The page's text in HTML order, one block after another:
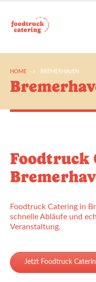
HOME BREMERHAVEN
Foodtruck
Foodtruck Catering in
schnelle Abläufe und
Veranstaltung.
Jetzt Foodtruck